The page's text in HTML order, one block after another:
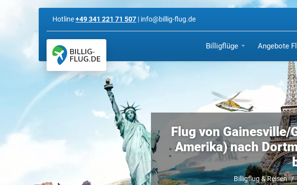
Hotline+49 341 221 71 507 | info@billig-flug.de
Billigflüge Angebote
Flug von Gainesville/
Amerika) nach
Billigflug & Reisen